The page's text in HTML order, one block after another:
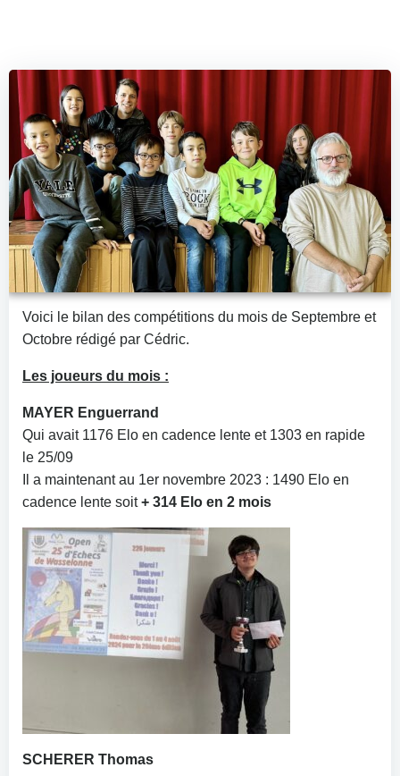
Voici le bilan des compétitions du mois de Septembre et
Octobre rédigé par Cédric.
Les joueurs du mois :
MAYER Enguerrand
Qui avait 1176 Elo en cadence lente et 1303 en rapide
le 25/09
Il a maintenant au 1er novembre 2023 : 1490 Elo en
cadence lente soit+ 314 Elo en 2 mois
SCHERER Thomas